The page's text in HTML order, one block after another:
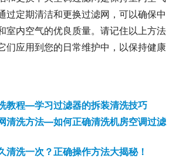
过定期清洁和更换过滤网，可以确保中
室内空气的优良质量。请记住以上方法
们应用到您的日常维护中，以保持健康
教程—学习过滤器的拆装清洗技巧
清洗方法—如何正确清洗机房空调过滤
清洗一次？正确操作方法大揭秘！